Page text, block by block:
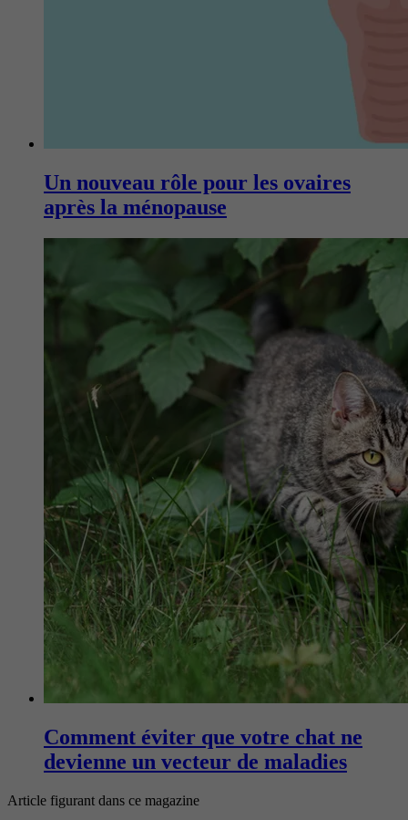
Un nouveau rôle pour les ovaires
après la ménopause
Comment éviter que votre chat ne
devienne un vecteur de maladies
Article figurant dans ce magazine